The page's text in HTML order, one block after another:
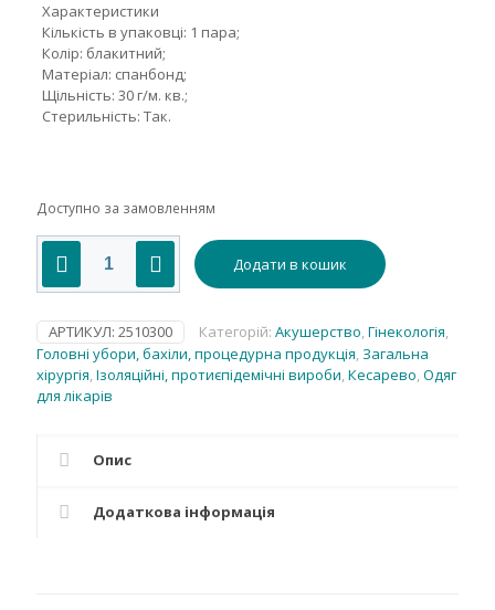
Характеристики
Кількість в упаковці: 1 пара;
Колір: блакитний;
Матеріал: спанбонд;
Щільність: 30 г/м. кв.;
Стерильність: Так.
Доступно за замовленням
Бахіли
міні
30
g/m2(г/
м2),
стерильні,
кількість
Додати в кошик
АРТИКУЛ: 2510300 Категорій: Акушерство,Гінекологія,
Головні убори, бахіли, процедурна продукція, Загальна
хірургія,Ізоляційні, протиєпідемічні вироби,Кесарево,Одяг
для лікарів
Опис
Додаткова інформація